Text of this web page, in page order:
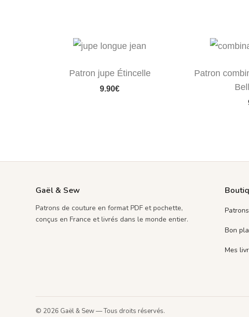
Patron jupe Étincelle
9.90€
Patron
Gaël & Sew
Patrons de couture en format PDF et pochette,
conçus en France et livrés dans le monde entier.
Patrons
Bon
Mes
© 2026 Gaël & Sew — Tous droits réservés.